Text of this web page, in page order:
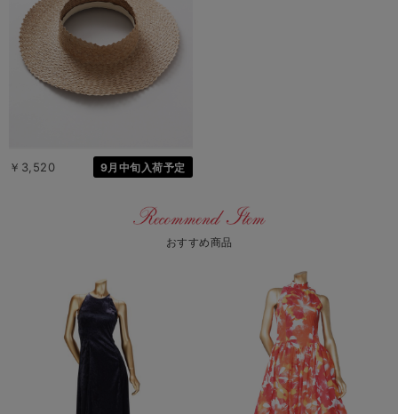
￥3,520 9月中旬入荷予定
おすすめ商品